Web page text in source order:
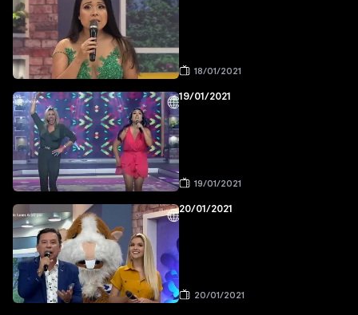
18/01/2021
19/01/2021
19/01/2021
20/01/2021
20/01/2021